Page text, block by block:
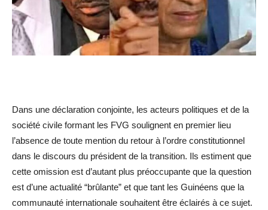
Dans une déclaration conjointe, les acteurs politiques et de la
société civile formant les FVG soulignent en premier lieu
l’absence de toute mention du retour à l’ordre constitutionnel
dans le discours du président de la transition. Ils estiment que
cette omission est d’autant plus préoccupante que la question
est d’une actualité “brûlante” et que tant les Guinéens que la
communauté internationale souhaitent être éclairés à ce sujet.